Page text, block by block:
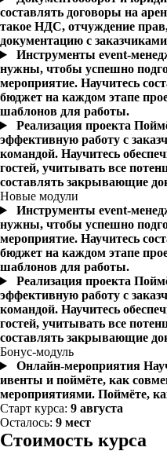
составлять договоры на
такое НДС, отчуждение
документацию с
Инструменты event-
нужны, чтобы успешно
мероприятие. Научитесь
бюджет на каждом этапе
шаблонов для работы.
Реализация проекта
эффективную работу с
командой. Научитесь
гостей, учитывать все
составлять закрывающие
Новые модули
Инструменты event-
нужны, чтобы успешно
мероприятие. Научитесь
бюджет на каждом этапе
шаблонов для работы.
Реализация проекта
эффективную работу с
командой. Научитесь
гостей, учитывать все
составлять закрывающие
Бонус-модуль
Онлайн-мероприятия
ивенты и поймёте, как
мероприятиями. Поймёте,
Старт курса: 9 августа
Осталось: 9 мест
Стоимость курса